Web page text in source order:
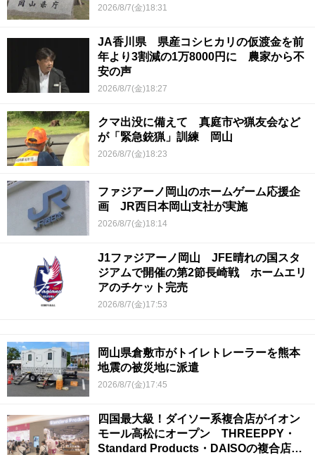
2026/8/7(金)18:31
JA香川県 県産コシヒカリの仮渡金を前
年より3割減の1万8000円に 農家から不
安の声
2026/8/7(金)18:27
クマ出没に備えて 真庭市や猟友会など
が「緊急銃猟」訓練 岡山
2026/8/7(金)18:23
ファジアーノ岡山のホームゲーム応援企
画 JR西日本岡山支社が実施
2026/8/7(金)18:14
J1ファジアーノ岡山 JFE晴れの国スタ
ジアムで開催の第2節長崎戦 ホームエリ
アのチケット完売
2026/8/7(金)17:53
岡山県倉敷市がトイレトレーラーを熊本
地震の被災地に派遣
2026/8/7(金)17:45
四国最大級！ダイソー系複合店がイオン
モール高松にオープン THREEPPY・
Standard Products・DAISOの複合店は